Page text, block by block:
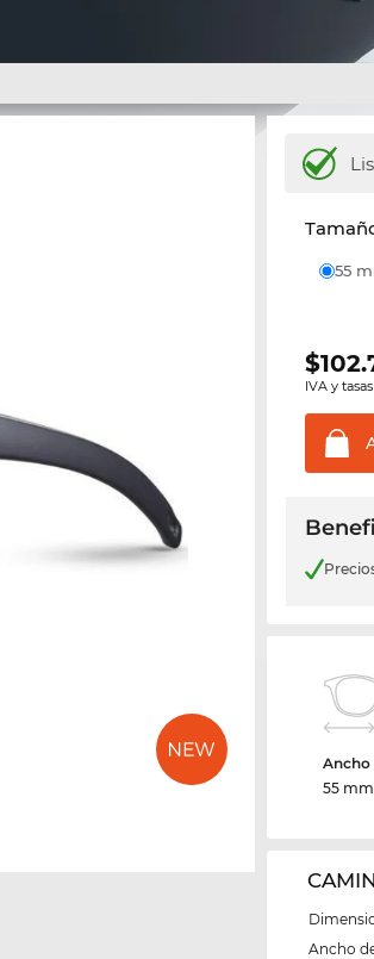
55
$
IVA y
Ancho
55 mm
Ancho